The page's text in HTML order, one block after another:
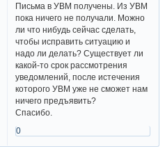
Письма в УВМ получены. Из УВМ
пока ничего не получали. Можно
ли что нибудь сейчас сделать,
чтобы исправить ситуацию и
надо ли делать? Существует ли
какой-то срок рассмотрения
уведомлений, после истечения
которого УВМ уже не сможет нам
ничего предъявить?
Спасибо.
0